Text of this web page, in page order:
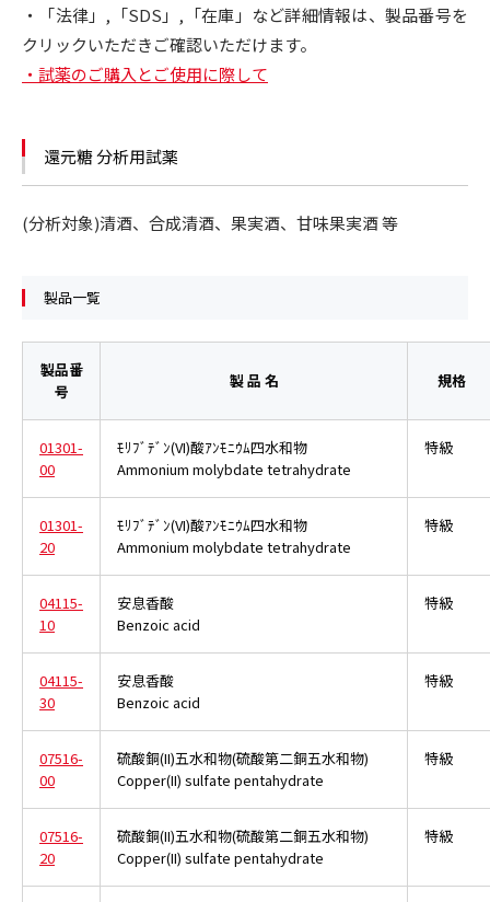
・「法律」,「SDS」,「在庫」など詳細情報は、製品番号を
クリックいただきご確認いただけます。
・試薬のご購入とご使用に際して
還元糖 分析用試薬
(分析対象)清酒、合成清酒、果実酒、甘味果実酒 等
製品一覧
製品番
号
製 品 名 規格
01301-
00
ﾓﾘﾌﾞﾃﾞﾝ(VI)酸ｱﾝﾓﾆｳﾑ四水和物
Ammonium molybdate tetrahydrate
特級
01301-
20
ﾓﾘﾌﾞﾃﾞﾝ(VI)酸ｱﾝﾓﾆｳﾑ四水和物
Ammonium molybdate tetrahydrate
特級
04115-
10
安息香酸
Benzoic acid
特級
04115-
30
安息香酸
Benzoic acid
特級
07516-
00
硫酸銅(II)五水和物(硫酸第二銅五水和物)
Copper(II) sulfate pentahydrate
特級
07516-
20
硫酸銅(II)五水和物(硫酸第二銅五水和物)
Copper(II) sulfate pentahydrate
特級